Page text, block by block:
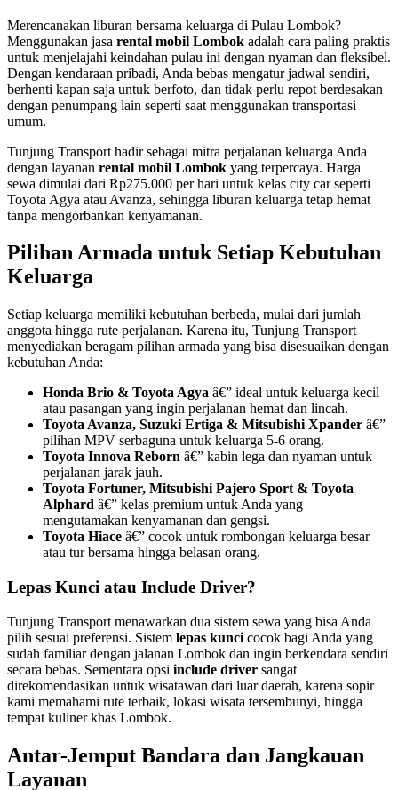
Merencanakan liburan bersama keluarga di Pulau Lombok?
Menggunakan jasa rental mobil Lombok adalah cara paling praktis
untuk menjelajahi keindahan pulau ini dengan nyaman dan fleksibel.
Dengan kendaraan pribadi, Anda bebas mengatur jadwal sendiri,
berhenti kapan saja untuk berfoto, dan tidak perlu repot berdesakan
dengan penumpang lain seperti saat menggunakan transportasi
umum.
Tunjung Transport hadir sebagai mitra perjalanan keluarga Anda
dengan layanan rental mobil Lombok yang terpercaya. Harga
sewa dimulai dari Rp275.000 per hari untuk kelas city car seperti
Toyota Agya atau Avanza, sehingga liburan keluarga tetap hemat
tanpa mengorbankan kenyamanan.
Pilihan Armada untuk Setiap Kebutuhan
Keluarga
Setiap keluarga memiliki kebutuhan berbeda, mulai dari jumlah
anggota hingga rute perjalanan. Karena itu, Tunjung Transport
menyediakan beragam pilihan armada yang bisa disesuaikan dengan
kebutuhan Anda:
Honda Brio & Toyota Agya â€” ideal untuk keluarga kecil
atau pasangan yang ingin perjalanan hemat dan lincah.
Toyota Avanza, Suzuki Ertiga & Mitsubishi Xpander â€”
pilihan MPV serbaguna untuk keluarga 5-6 orang.
Toyota Innova Reborn â€” kabin lega dan nyaman untuk
perjalanan jarak jauh.
Toyota Fortuner, Mitsubishi Pajero Sport & Toyota
Alphard â€” kelas premium untuk Anda yang
mengutamakan kenyamanan dan gengsi.
Toyota Hiace â€” cocok untuk rombongan keluarga besar
atau tur bersama hingga belasan orang.
Lepas Kunci atau Include Driver?
Tunjung Transport menawarkan dua sistem sewa yang bisa Anda
pilih sesuai preferensi. Sistem lepas kunci cocok bagi Anda yang
sudah familiar dengan jalanan Lombok dan ingin berkendara sendiri
secara bebas. Sementara opsi include driver sangat
direkomendasikan untuk wisatawan dari luar daerah, karena sopir
kami memahami rute terbaik, lokasi wisata tersembunyi, hingga
tempat kuliner khas Lombok.
Antar-Jemput Bandara dan Jangkauan
Layanan